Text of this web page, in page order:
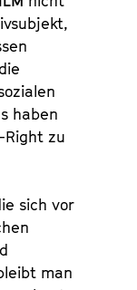
haben
zu
sich vor
man